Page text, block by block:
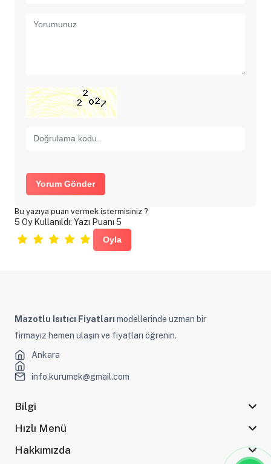
Yorum Gönder
Bu yazıya puan vermek istermisiniz ?
5 Oy Kullanıldı: Yazı Puanı 5
Mazotlu Isıtıcı Fiyatları modellerinde uzman bir
firmayız hemen ulaşın ve fiyatları öğrenin.
Ankara
info.kurumek@gmail.com
Bilgi
Hızlı Menü
Hakkımızda